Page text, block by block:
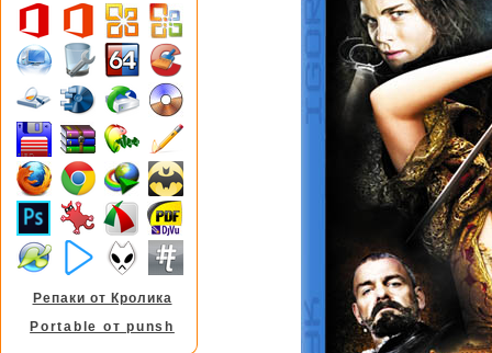
Репаки от Кролика
Portable от punsh